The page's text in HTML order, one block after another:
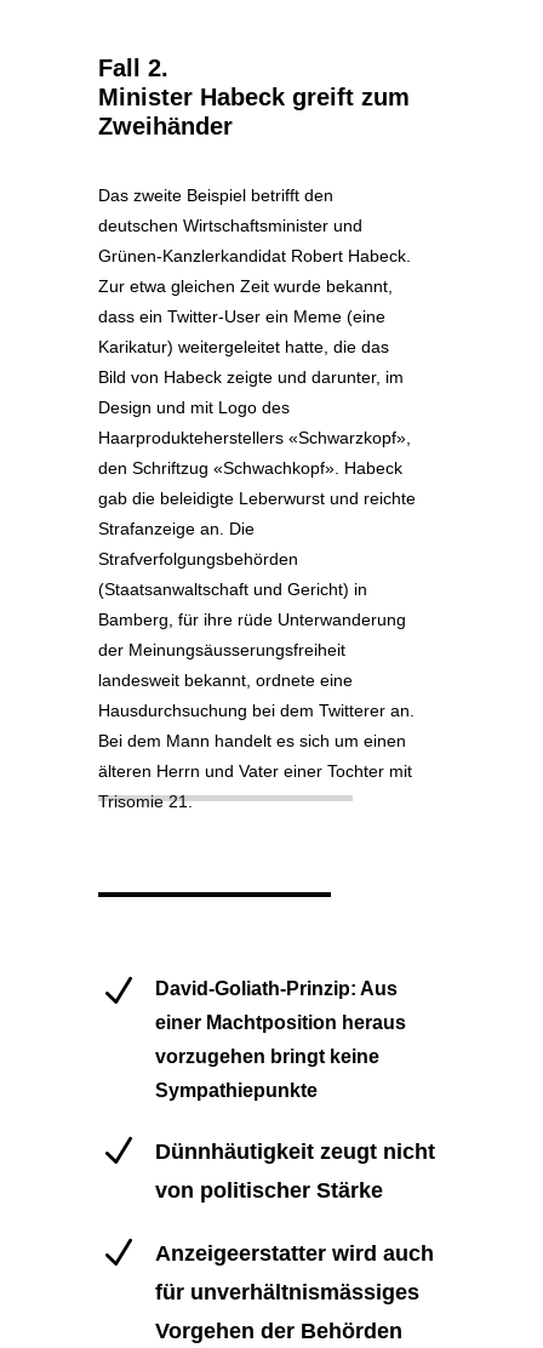
Fall 2.
Minister Habeck greift zum
Zweihänder
Das zweite Beispiel betrifft den
deutschen Wirtschaftsminister und
Grünen-Kanzlerkandidat Robert Habeck.
Zur etwa gleichen Zeit wurde bekannt,
dass ein Twitter-User ein Meme (eine
Karikatur) weitergeleitet hatte, die das
Bild von Habeck zeigte und darunter, im
Design und mit Logo des
Haarprodukteherstellers «Schwarzkopf»,
den Schriftzug «Schwachkopf». Habeck
gab die beleidigte Leberwurst und reichte
Strafanzeige an. Die
Strafverfolgungsbehörden
(Staatsanwaltschaft und Gericht) in
Bamberg, für ihre rüde Unterwanderung
der Meinungsäusserungsfreiheit
landesweit bekannt, ordnete eine
Hausdurchsuchung bei dem Twitterer an.
Bei dem Mann handelt es sich um einen
älteren Herrn und Vater einer Tochter mit
Trisomie 21.
N
David-Goliath-Prinzip: Aus
einer Machtposition heraus
vorzugehen bringt keine
Sympathiepunkte
N
Dünnhäutigkeit zeugt nicht
von politischer Stärke
N
Anzeigeerstatter wird auch
für unverhältnismässiges
Vorgehen der Behörden